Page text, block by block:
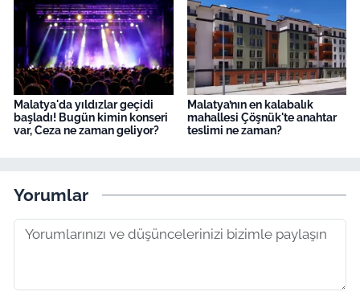
Malatya'da yıldızlar geçidi
başladı! Bugün kimin konseri
var, Ceza ne zaman geliyor?
Malatya’nın en kalabalık
mahallesi Çöşnük'te anahtar
teslimi ne zaman?
Yorumlar